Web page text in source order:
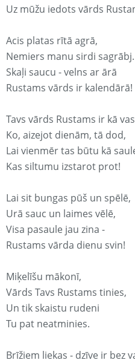
Uz mūžu iedots vārds
Acis platas rītā agrā,
Nemiers manu sirdi sagrābj.
Skaļi saucu - velns ar ārā
Rustams vārds ir kalendārā!
Tavs vārds Rustams ir kā
Ko, aizejot dienām, tā dod,
Lai vienmēr tas būtu kā
Kas siltumu izstarot prot!
Lai sit bungas pūš un spēlē,
Urā sauc un laimes vēlē,
Visa pasaule jau zina -
Rustams vārda dienu svin!
Miķelīšu mākonī,
Vārds Tavs Rustams tinies,
Un tik skaistu rudeni
Tu pat neatminies.
Brīžiem liekas - dzīve ir bez